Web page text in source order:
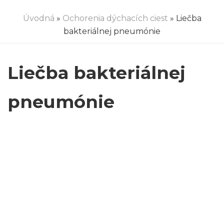
Úvodná » Ochorenia dýchacích ciest » Liečba
bakteriálnej pneumónie
Liečba bakteriálnej
pneumónie